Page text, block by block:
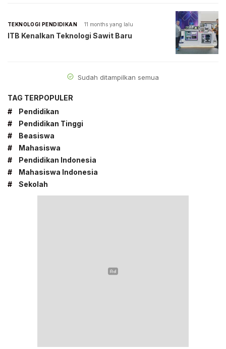
TEKNOLOGI PENDIDIKAN 11 months yang lalu
ITB Kenalkan Teknologi Sawit Baru
Sudah ditampilkan semua
TAG TERPOPULER
#
Pendidikan
#
Pendidikan Tinggi
#
Beasiswa
#
Mahasiswa
#
Pendidikan Indonesia
#
Mahasiswa Indonesia
#
Sekolah